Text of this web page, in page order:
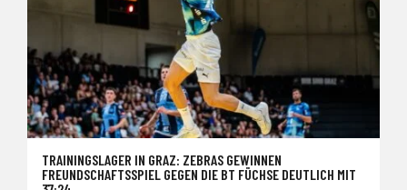
TRAININGSLAGER IN GRAZ: ZEBRAS GEWINNEN
FREUNDSCHAFTSSPIEL GEGEN DIE BT FÜCHSE DEUTLICH MIT